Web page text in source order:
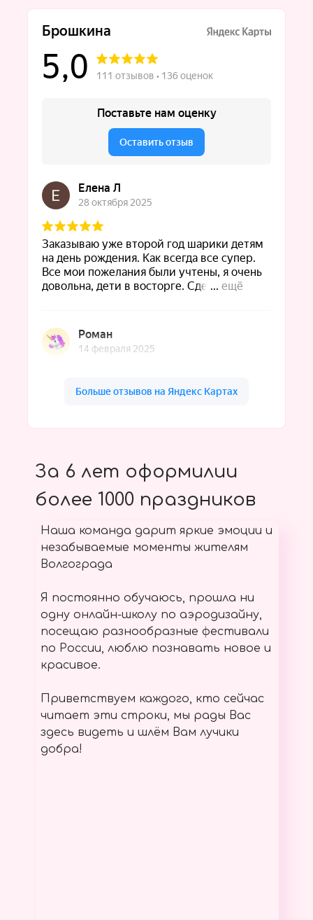
За 6 лет оформилии
более 1000 праздников
Наша команда дарит яркие эмоции и
незабываемые моменты жителям
Волгограда
Я постоянно обучаюсь, прошла ни
одну онлайн-школу по аэродизайну,
посещаю разнообразные фестивали
по России, люблю познавать новое и
красивое.
Приветствуем каждого, кто сейчас
читает эти строки, мы рады Вас
здесь видеть и шлём Вам лучики
добра!